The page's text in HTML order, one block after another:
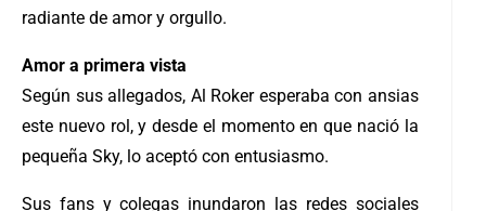
radiante de amor y orgullo.
Amor a primera vista
Según sus allegados, Al Roker esperaba con ansias
este nuevo rol, y desde el momento en que nació la
pequeña Sky, lo aceptó con entusiasmo.
Sus fans y colegas inundaron las redes sociales